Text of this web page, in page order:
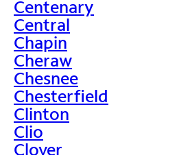
Centenary
Central
Chapin
Cheraw
Chesnee
Chesterfield
Clinton
Clio
Clover